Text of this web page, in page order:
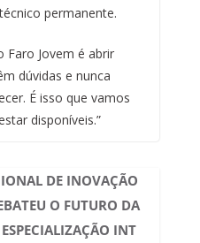
permanente.
Faro Jovem é abrir
dúvidas e nunca
É isso que vamos
disponíveis.”
DE INOVAÇÃO
O FUTURO DA
INT